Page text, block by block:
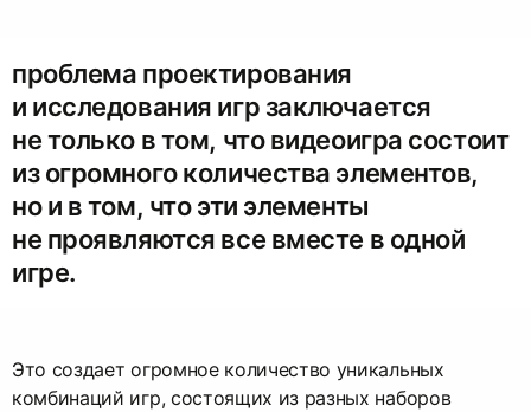
проблема проектирования
и исследования игр заключается
не только в том, что видеоигра состоит
из огромного количества элементов,
но и в том, что эти элементы
не проявляются все вместе в одной
игре.
Это создает огромное количество уникальных
комбинаций игр, состоящих из разных наборов